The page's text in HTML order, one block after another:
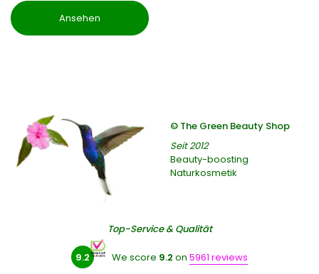
Ansehen
© The Green Beauty Shop
Seit 2012
Beauty-boosting
Naturkosmetik
Top-Service & Qualität
9.2 We score 9.2 on 5961 reviews